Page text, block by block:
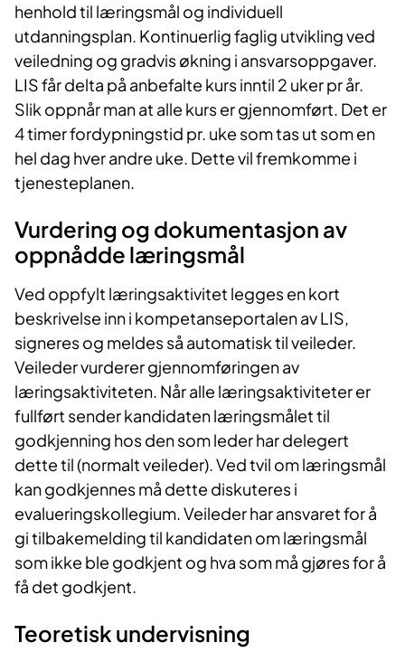
henhold til læringsmål og individuell
utdanningsplan. Kontinuerlig faglig utvikling ved
veiledning og gradvis økning i ansvarsoppgaver.
LIS får delta på anbefalte kurs inntil 2 uker pr år.
Slik oppnår man at alle kurs er gjennomført. Det er
4 timer fordypningstid pr. uke som tas ut som en
hel dag hver andre uke. Dette vil fremkomme i
tjenesteplanen.
Vurdering og dokumentasjon av
oppnådde læringsmål
Ved oppfylt læringsaktivitet legges en kort
beskrivelse inn i kompetanseportalen av LIS,
signeres og meldes så automatisk til veileder.
Veileder vurderer gjennomføringen av
læringsaktiviteten. Når alle læringsaktiviteter er
fullført sender kandidaten læringsmålet til
godkjenning hos den som leder har delegert
dette til (normalt veileder). Ved tvil om læringsmål
kan godkjennes må dette diskuteres i
evalueringskollegium. Veileder har ansvaret for å
gi tilbakemelding til kandidaten om læringsmål
som ikke ble godkjent og hva som må gjøres for å
få det godkjent.
Teoretisk undervisning